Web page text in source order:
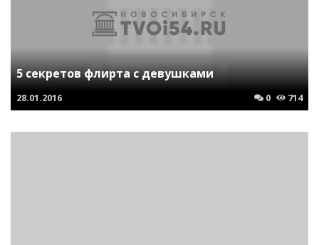
5 секретов флирта с девушками
28.01.2016 0 714